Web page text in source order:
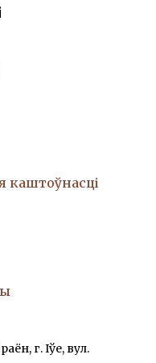
каштоўнасці
г. Іўе, вул.